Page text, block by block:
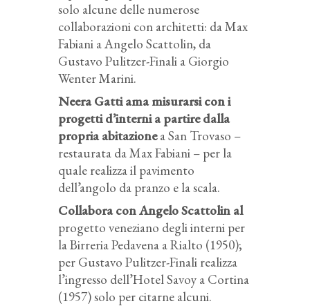
solo alcune delle numerose
collaborazioni con architetti: da Max
Fabiani a Angelo Scattolin, da
Gustavo Pulitzer-Finali a Giorgio
Wenter Marini.
Neera Gatti ama misurarsi con i
progetti d’interni a partire dalla
propria abitazionea San Trovaso –
restaurata da Max Fabiani – per la
quale realizza il pavimento
dell’angolo da pranzo e la scala.
Collabora con Angelo Scattolin al
progetto veneziano degli interni per
la Birreria Pedavena a Rialto (1950);
per Gustavo Pulitzer-Finali realizza
l’ingresso dell’Hotel Savoy a Cortina
(1957) solo per citarne alcuni.